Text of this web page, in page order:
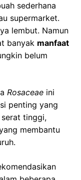
sederhana
supermarket.
lembut. Namun
banyak manfaat
belum
Rosaceae ini
penting yang
tinggi,
membantu